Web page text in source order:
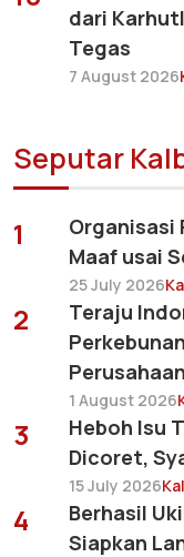
dari
Tegas
7 August 2026
Seputar
1
Organisasi
Maaf usai
25 July 2026
2
Teraju
1 August 2026
3
Heboh Isu
Dicoret,
15 July 2026
4
Berhasil
Siapkan